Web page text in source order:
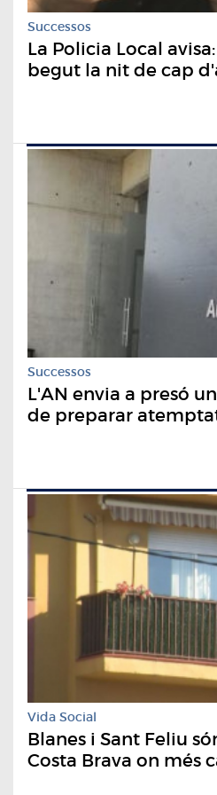
Successos
La Policia Local
begut la nit de cap
Successos
L'AN envia a presó
de preparar
Vida Social
Blanes i Sant Feliu
Costa Brava on més